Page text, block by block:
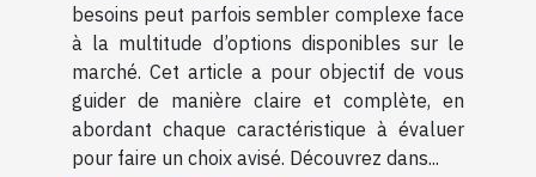
besoins peut parfois sembler complexe face
à la multitude d’options disponibles sur le
marché. Cet article a pour objectif de vous
guider de manière claire et complète, en
abordant chaque caractéristique à évaluer
pour faire un choix avisé. Découvrez dans...